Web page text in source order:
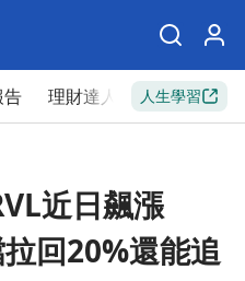
告 理財達人 新手入門
人生學習
近日飆漲
回20%還能追